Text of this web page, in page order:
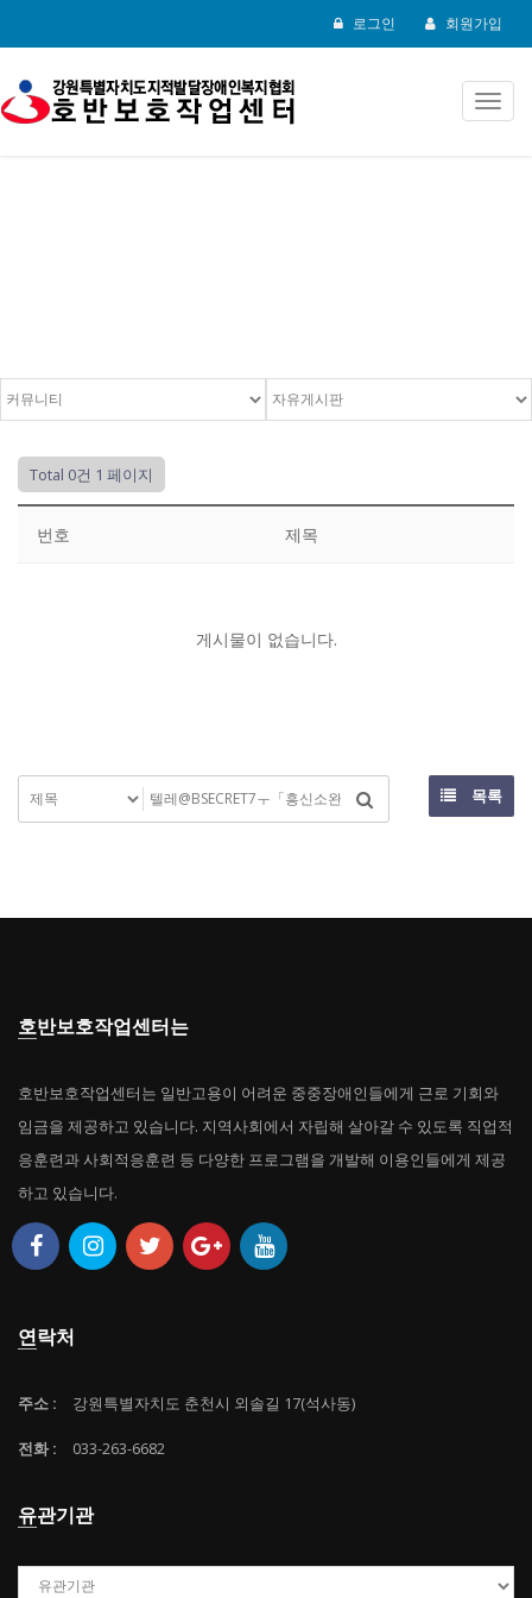
로그인 회원가입
Total 0건 1 페이지
번호 제목
게시물이 없습니다.
목록
호반보호작업센터는
호반보호작업센터는 일반고용이 어려운 중중장애인들에게 근로 기회와
임금을 제공하고 있습니다. 지역사회에서 자립해 살아갈 수 있도록 직업적
응훈련과 사회적응훈련 등 다양한 프로그램을 개발해 이용인들에게 제공
하고 있습니다.
연락처
주소 : 강원특별자치도 춘천시 외솔길 17(석사동)
전화 : 033-263-6682
유관기관